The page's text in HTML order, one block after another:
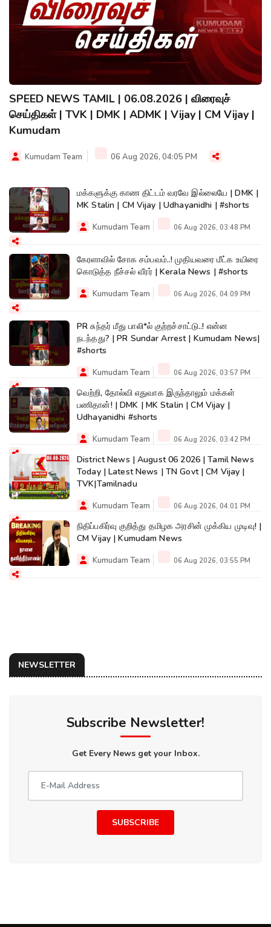
SPEED NEWS TAMIL | 06.08.2026 | விரைவுச்
செய்திகள் | TVK | DMK | ADMK | Vijay | CM Vijay |
Kumudam
Kumudam Team 06 Aug 2026, 04:05 PM
மக்களுக்கு காண திட்டம் வரவே இல்லையே | DMK |
MK Stalin | CM Vijay | Udhayanidhi | #shorts
Kumudam Team 06 Aug 2026, 03:48 PM
கேரளாவில் சோக சம்பவம்..! முதியவரை மீட்க உயிரை
கொடுத்த நீச்சல் வீரர் | Kerala News | #shorts
Kumudam Team 06 Aug 2026, 04:09 PM
PR சுந்தர் மீது பாலி*ல் குற்றச்சாட்டு..! என்ன
நடந்தது? | PR Sundar Arrest | Kumudam News|
#shorts
Kumudam Team 06 Aug 2026, 03:57 PM
வெற்றி, தோல்வி எதுவாக இருந்தாலும் மக்கள்
பணிதான்! | DMK | MK Stalin | CM Vijay |
Udhayanidhi #shorts
Kumudam Team 06 Aug 2026, 03:42 PM
District News | August 06 2026 | Tamil News
Today | Latest News | TN Govt | CM Vijay |
TVK|Tamilnadu
Kumudam Team 06 Aug 2026, 04:01 PM
நிதிப்பகிர்வு குறித்து தமிழக அரசின் முக்கிய முடிவு! |
CM Vijay | Kumudam News
Kumudam Team 06 Aug 2026, 03:55 PM
NEWSLETTER
Subscribe Newsletter!
Get Every News get your Inbox.
SUBSCRIBE